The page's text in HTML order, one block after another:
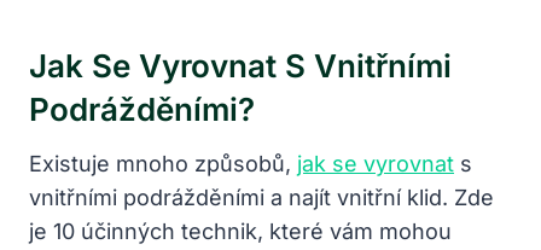
Jak Se Vyrovnat S Vnitřními
Podrážděními?
Existuje mnoho způsobů, jak se vyrovnat s
vnitřními podrážděními a najít vnitřní klid. Zde
je 10 účinných technik, které vám mohou